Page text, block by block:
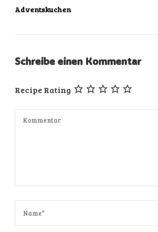
Adventskuchen
Schreibe einen Kommentar
Recipe Rating